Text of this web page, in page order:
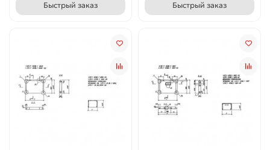
Быстрый заказ Быстрый заказ